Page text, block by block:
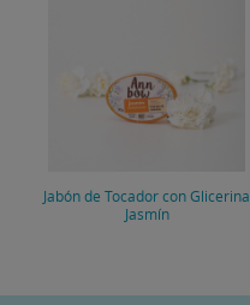
Jabón de Tocador con Glicerina
Jasmín